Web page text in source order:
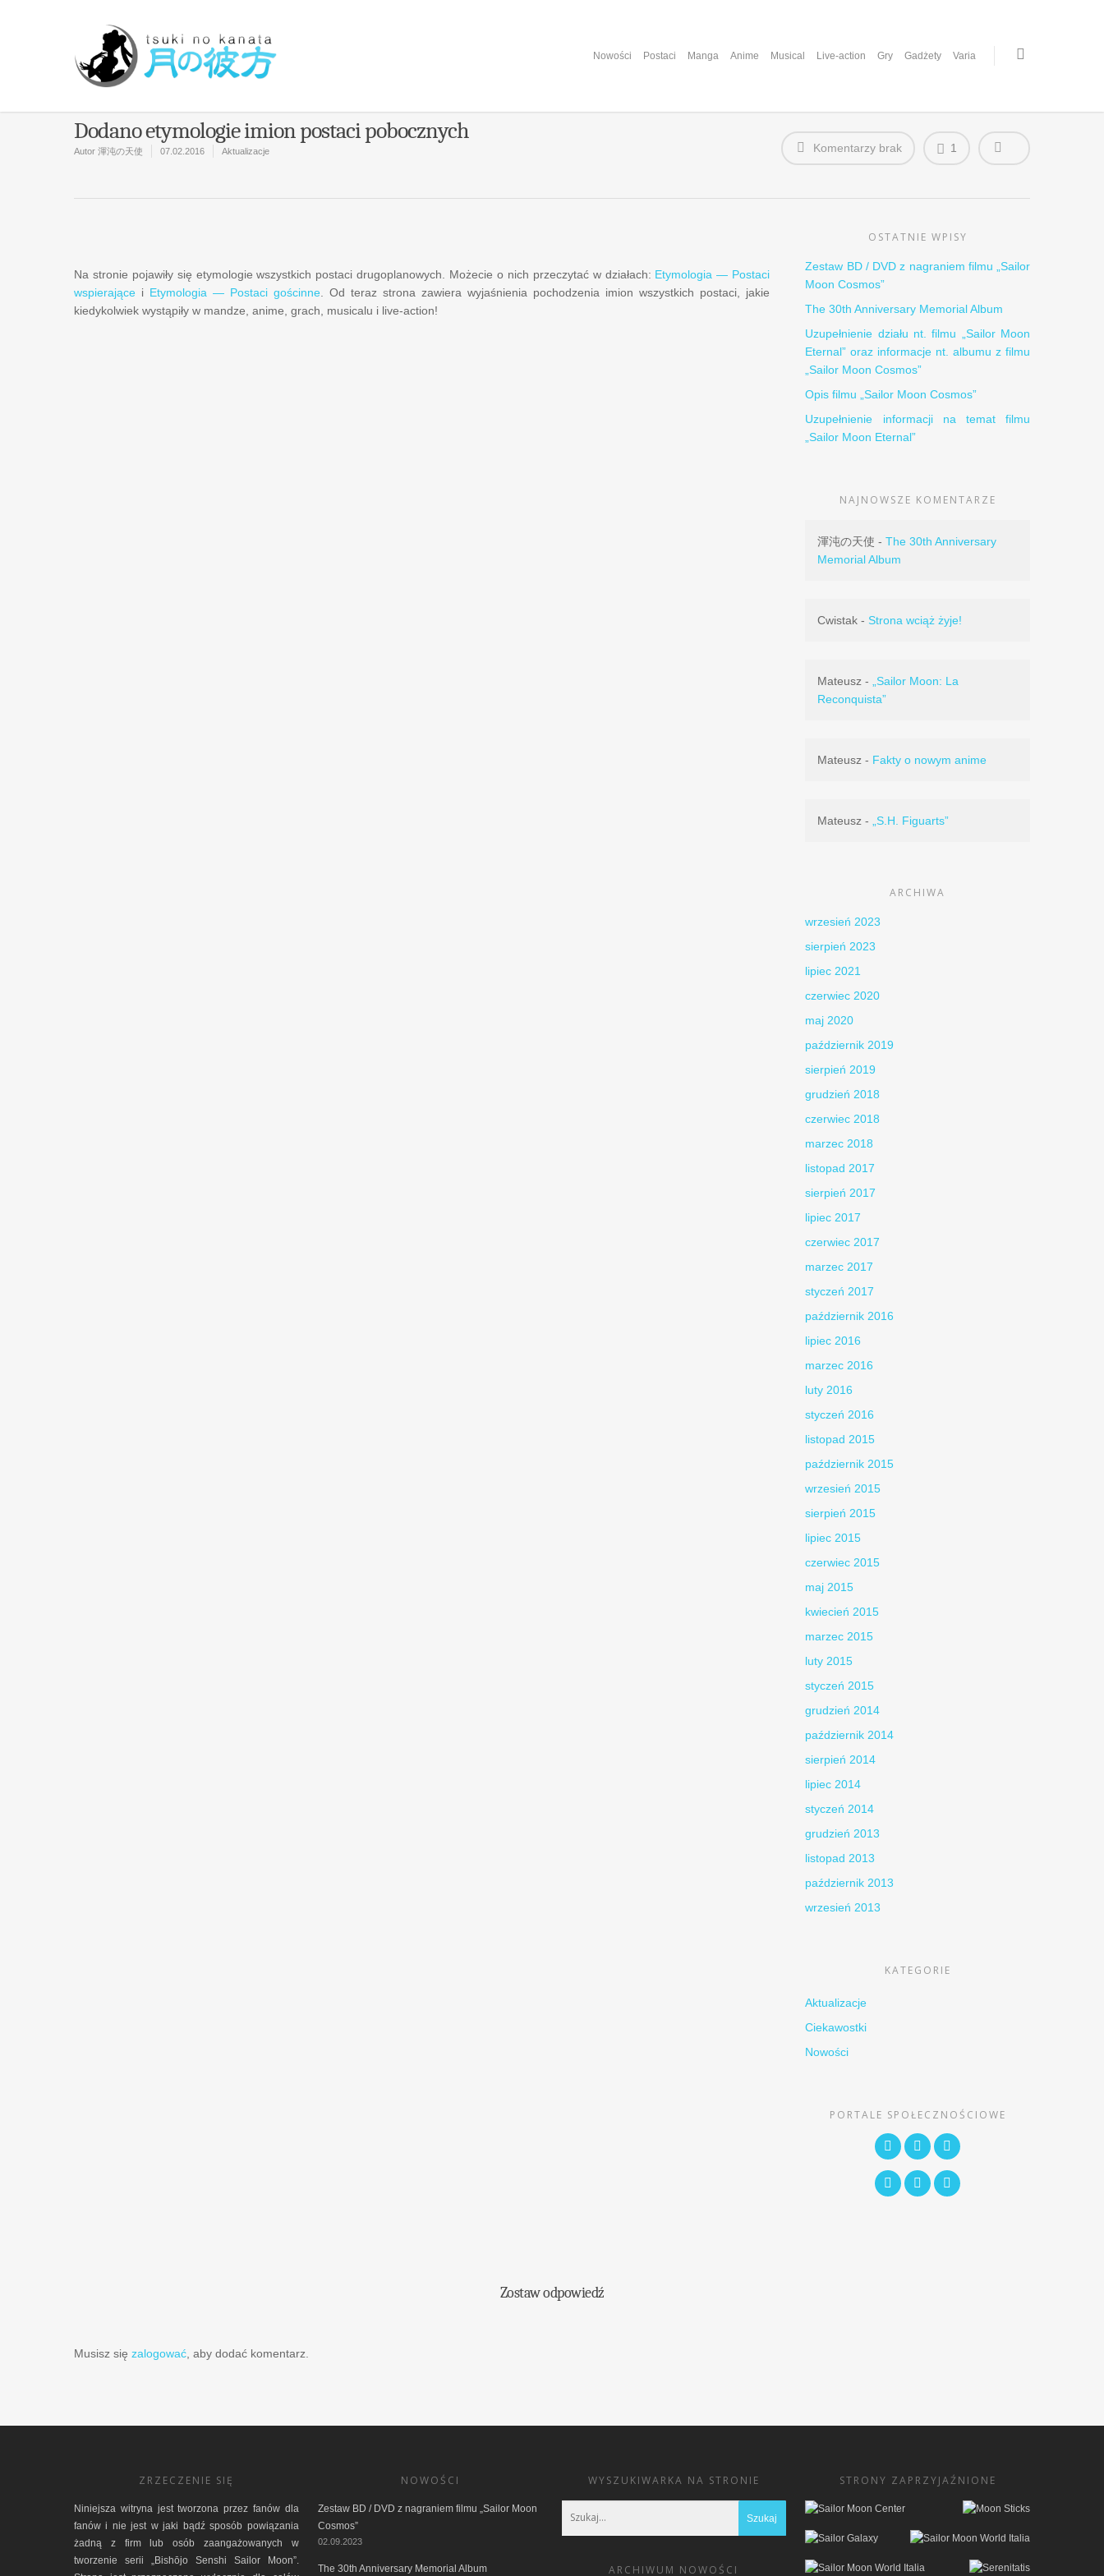
Nowości Postaci Manga Anime Musical Live-action Gry Gadżety Varia
Dodano etymologie imion postaci pobocznych
Autor 渾沌の天使 07.02.2016 Aktualizacje Komentarzy brak 1
Na stronie pojawiły się etymologie wszystkich postaci drugoplanowych. Możecie o nich przeczytać w działach: Etymologia — Postaci
wspierające i Etymologia — Postaci gościnne . Od teraz strona zawiera wyjaśnienia pochodzenia imion wszystkich postaci, jakie
kiedykolwiek wystąpiły w mandze, anime, grach, musicalu i live-action!
OSTATNIE WPISY
Zestaw BD / DVD z nagraniem filmu „Sailor
Moon Cosmos”
The 30th Anniversary Memorial Album
Uzupełnienie działu nt. filmu „Sailor Moon
Eternal” oraz informacje nt. albumu z filmu
„Sailor Moon Cosmos”
Opis filmu „Sailor Moon Cosmos”
Uzupełnienie informacji na temat filmu
„Sailor Moon Eternal”
NAJNOWSZE KOMENTARZE
渾沌の天使 -The 30th Anniversary
Memorial Album
Cwistak -Strona wciąż żyje!
Mateusz -
„Sailor Moon: La
Reconquista”
Mateusz - Fakty o nowym anime
Mateusz - „S.H. Figuarts”
ARCHIWA
wrzesień 2023
sierpień 2023
lipiec 2021
czerwiec 2020
maj 2020
październik 2019
sierpień 2019
grudzień 2018
czerwiec 2018
marzec 2018
listopad 2017
sierpień 2017
lipiec 2017
czerwiec 2017
marzec 2017
styczeń 2017
październik 2016
lipiec 2016
marzec 2016
luty 2016
styczeń 2016
listopad 2015
październik 2015
wrzesień 2015
sierpień 2015
lipiec 2015
czerwiec 2015
maj 2015
kwiecień 2015
marzec 2015
luty 2015
styczeń 2015
grudzień 2014
październik 2014
sierpień 2014
lipiec 2014
styczeń 2014
grudzień 2013
listopad 2013
październik 2013
wrzesień 2013
KATEGORIE
Aktualizacje
Ciekawostki
Nowości
PORTALE SPOŁECZNOŚCIOWE
Zostaw odpowiedź
Musisz się zalogować , aby dodać komentarz.
ZRZECZENIE SIĘ
Niniejsza witryna jest tworzona przez fanów dla
fanów i nie jest w jaki bądź sposób powiązania
żadną z firm lub osób zaangażowanych w
tworzenie serii „Bishōjo Senshi Sailor Moon”.
NOWOŚCI
Zestaw BD / DVD z nagraniem filmu „Sailor Moon
Cosmos”
02.09.2023
The 30th Anniversary Memorial Album
WYSZUKIWARKA NA STRONIE
ARCHIWUM NOWOŚCI
STRONY ZAPRZYJAŹNIONE